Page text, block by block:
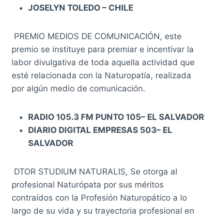
JOSELYN TOLEDO – CHILE
PREMIO MEDIOS DE COMUNICACIÓN, este
premio se instituye para premiar e incentivar la
labor divulgativa de toda aquella actividad que
esté relacionada con la Naturopatía, realizada
por algún medio de comunicación.
RADIO 105.3 FM PUNTO 105– EL SALVADOR
DIARIO DIGITAL EMPRESAS 503– EL
SALVADOR
DTOR STUDIUM NATURALIS, Se otorga al
profesional Naturópata por sus méritos
contraídos con la Profesión Naturopático a lo
largo de su vida y su trayectoria profesional en